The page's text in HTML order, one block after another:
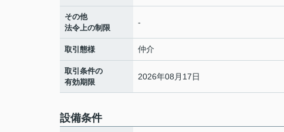
その他
法令上の制限
-
取引態様 仲介
取引条件の
有効期限
2026年08月17日
設備条件